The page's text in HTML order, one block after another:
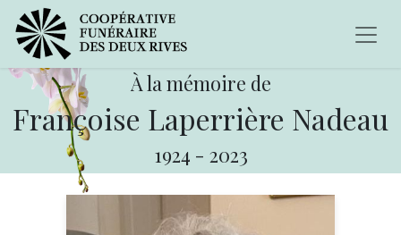
À la mémoire de
Françoise Laperrière Nadeau
1924 - 2023